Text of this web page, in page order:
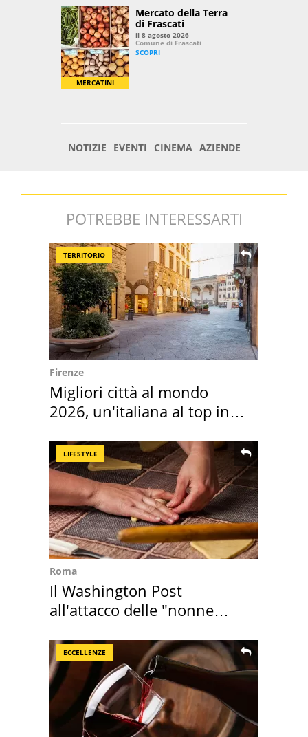
POTREBBE INTERESSARTI
TERRITORIO
Firenze
Migliori città al mondo
2026, un'italiana al top in
LIFESTYLE
Roma
Il Washington Post
all'attacco delle "nonne
ECCELLENZE